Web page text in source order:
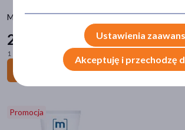
Medispirant, antyperspirant, chusteczki, 50 szt.
22
1 szt. = 0,46 zł
Do koszyka
Promocja
owłosienie(1)
podrażnienie
Główne składniki
alantoina(4)
cynk(2)
Ustawienia
Akceptuję i przechodzę